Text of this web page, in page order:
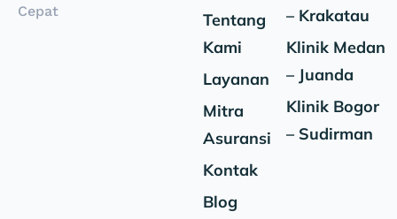
Cepat
Tentang
Kami
Layanan
Mitra
Asuransi
Kontak
Blog
– Krakatau
Klinik Medan
– Juanda
Klinik Bogor
– Sudirman